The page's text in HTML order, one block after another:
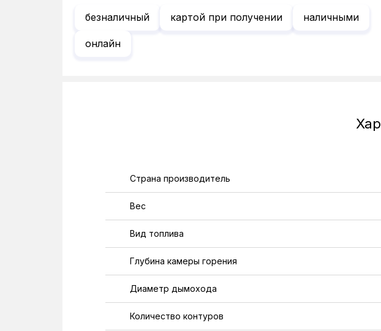
безналичный картой при получении наличными
онлайн
Страна производитель
Вес
Вид топлива
Глубина камеры горения
Диаметр дымохода
Количество контуров